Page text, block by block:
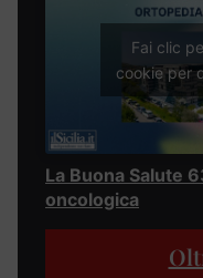
Fai clic
cookie per
La Buona Salute
oncologica